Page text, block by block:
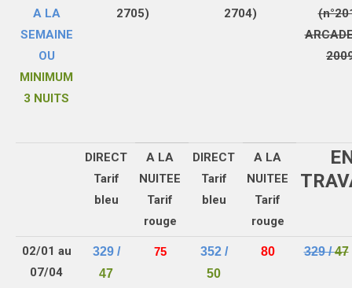
A LA
SEMAINE
OU
MINIMUM
3 NUITS
2705)
2704)
DIRECT
Tarif
bleu
A LA
NUITEE
Tarif
rouge
DIRECT
Tarif
bleu
A LA
NUITEE
Tarif
rouge
02/01 au
07/04
329 /
47
75
352 /
50
80 329 /47